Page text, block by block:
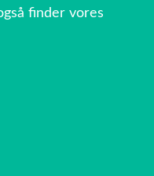
finder vores